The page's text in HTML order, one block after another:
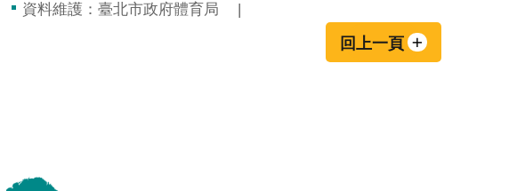
資料維護：臺北市政府體育局
回上一頁